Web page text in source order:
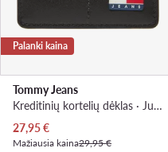
Palanki kaina
Tommy Jeans
Kreditinių kortelių dėklas · Juoda
Dabartinė kaina
27,95€
Mažiausia kaina29,95 €